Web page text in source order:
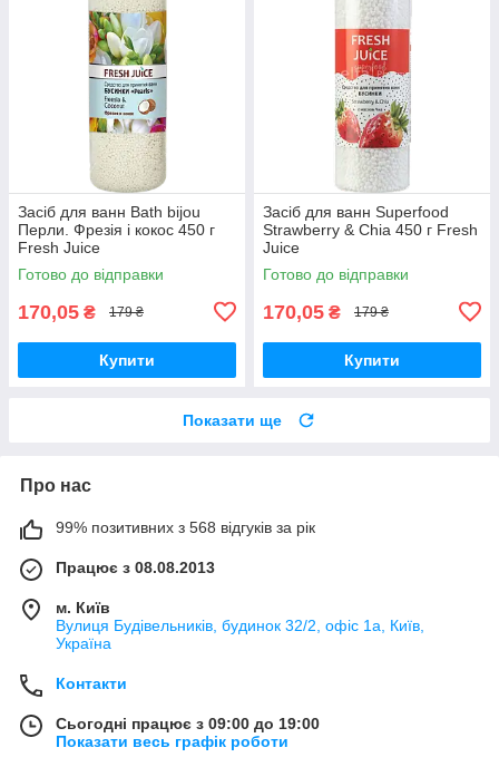
Засіб для ванн Bath bijou
Перли. Фрезія і кокос 450 г
Fresh Juice
Готово до відправки
170,05 ₴ 179 ₴
Купити
Засіб для ванн Superfood
Strawberry & Chia 450 г Fresh
Juice
Готово до відправки
170,05 ₴ 179 ₴
Купити
Показати ще
Про нас
99% позитивних з 568 відгуків за рік
Працює з 08.08.2013
м. Київ
Вулиця Будівельників, будинок 32/2, офіс 1а, Київ,
Україна
Контакти
Сьогодні працює з 09:00 до 19:00
Показати весь графік роботи